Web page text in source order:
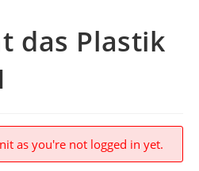
das Plastik
as you're not logged in yet.